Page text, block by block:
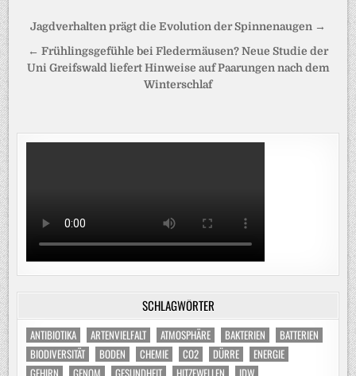
Beitragsnavigation
Jagdverhalten prägt die Evolution der Spinnenaugen →
← Frühlingsgefühle bei Fledermäusen? Neue Studie der
Uni Greifswald liefert Hinweise auf Paarungen nach dem
Winterschlaf
SCHLAGWÖRTER
ANTIBIOTIKA ARTENVIELFALT ATMOSPHÄRE BAKTERIEN
BATTERIEN
BIODIVERSITÄT
BODEN CHEMIE CO2 DÜRRE
ENERGIE